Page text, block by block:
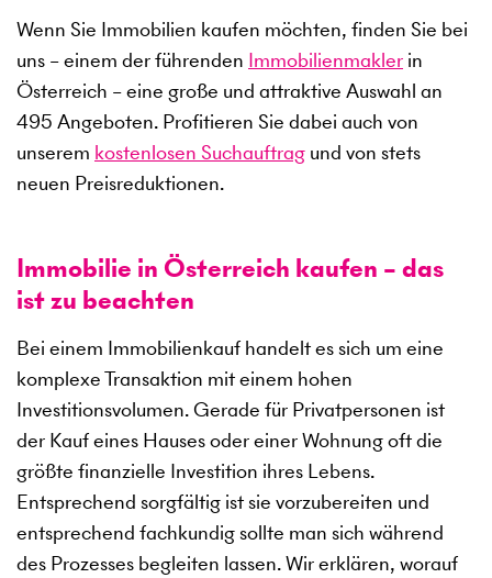
Wenn Sie Immobilien kaufen möchten, finden Sie bei
uns – einem der führenden Immobilienmakler in
Österreich – eine große und attraktive Auswahl an
495 Angeboten. Profitieren Sie dabei auch von
unserem kostenlosen Suchauftrag und von stets
neuen Preisreduktionen.
Immobilie in Österreich kaufen – das
ist zu beachten
Bei einem Immobilienkauf handelt es sich um eine
komplexe Transaktion mit einem hohen
Investitionsvolumen. Gerade für Privatpersonen ist
der Kauf eines Hauses oder einer Wohnung oft die
größte finanzielle Investition ihres Lebens.
Entsprechend sorgfältig ist sie vorzubereiten und
entsprechend fachkundig sollte man sich während
des Prozesses begleiten lassen. Wir erklären, worauf